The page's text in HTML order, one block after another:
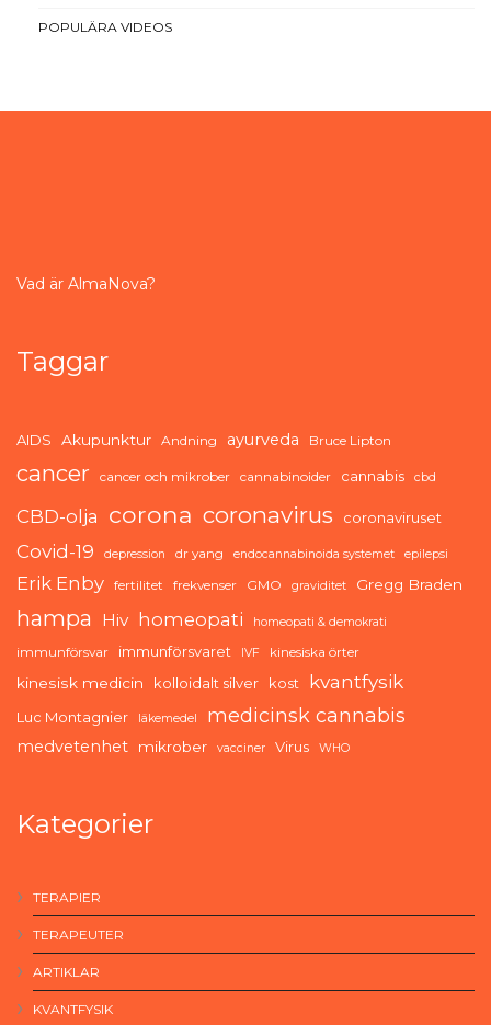
POPULÄRA VIDEOS
Vad är AlmaNova?
Taggar
AIDS Akupunktur Andning ayurveda Bruce Lipton
cancer cancer och mikrober cannabinoider cannabis cbd
CBD-olja corona coronavirus coronaviruset
Covid-19 depression dr yang endocannabinoida systemet epilepsi
Erik Enby fertilitet frekvenser GMO graviditet Gregg Braden
hampa Hiv homeopati homeopati & demokrati
immunförsvar immunförsvaret IVF kinesiska örter
kinesisk medicin kolloidalt silver kost kvantfysik
Luc Montagnier läkemedel medicinsk cannabis
medvetenhet mikrober vacciner Virus WHO
Kategorier
TERAPIER
TERAPEUTER
ARTIKLAR
KVANTFYSIK